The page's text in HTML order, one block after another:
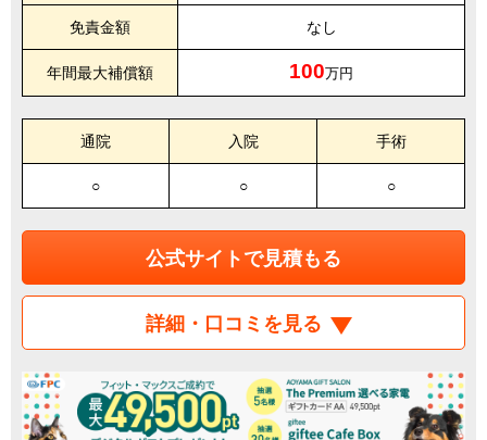
免責金額 なし
年間最大補償額 100万円
通院 入院 手術
○ ○ ○
公式サイトで見積もる
詳細・口コミを見る